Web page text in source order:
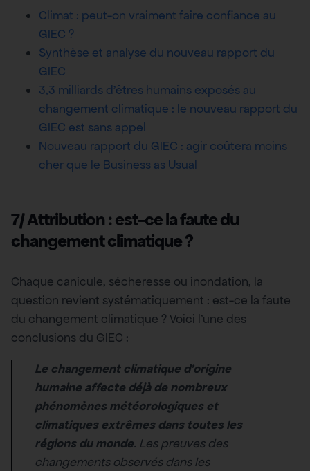
Climat : peut-on vraiment faire confiance au
GIEC ?
Synthèse et analyse du nouveau rapport du
GIEC
3,3 milliards d’êtres humains exposés au
changement climatique : le nouveau rapport du
GIEC est sans appel
Nouveau rapport du GIEC : agir coûtera moins
cher que le Business as Usual
7/ Attribution : est-ce la faute du
changement climatique ?
Chaque canicule, sécheresse ou inondation, la
question revient systématiquement : est-ce la faute
du changement climatique ? Voici l’une des
conclusions du GIEC :
Le changement climatique d’origine
humaine affecte déjà de nombreux
phénomènes météorologiques et
climatiques extrêmes dans toutes les
régions du monde. Les preuves des
changements observés dans les